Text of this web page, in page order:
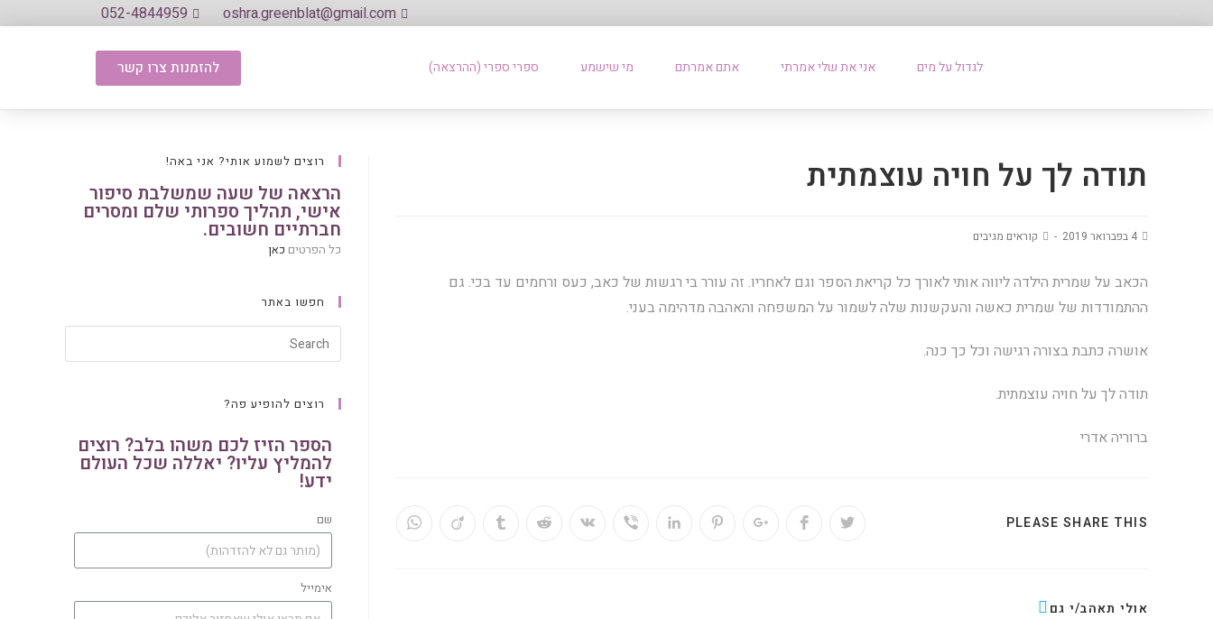
oshra.greenblat@gmail.com
052-4844959
לגדול על מים אני את שלי אמרתי אתם אמרתם מי שישמע ספרי ספרי (ההרצאה) להזמנות צרו קשר
תודה לך על חויה עוצמתית
4 בפברואר 2019 קוראים מגיבים
הכאב על שמרית הילדה ליווה אותי לאורך כל קריאת הספר וגם לאחריו. זה עורר בי רגשות של כאב, כעס ורחמים עד בכי. גם
ההתמודדות של שמרית כאשה והעקשנות שלה לשמור על המשפחה והאהבה מדהימה בעני.
אושרה כתבת בצורה רגישה וכל כך כנה.
תודה לך על חויה עוצמתית.
ברוריה אדרי
PLEASE SHARE THIS
אולי תאהב/י גם
רוצים לשמוע אותי? אני באה!
הרצאה של שעה שמשלבת סיפור
אישי, תהליך ספרותי שלם ומסרים
חברתיים חשובים.
כל הפרטים כאן
חפשו באתר
רוצים להופיע פה?
הספר הזיז לכם משהו בלב? רוצים
להמליץ עליו? יאללה שכל העולם
ידע!
שם
אימייל